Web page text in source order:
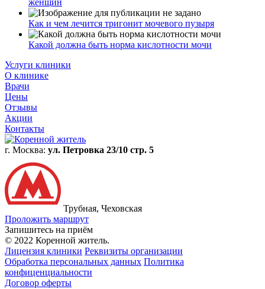
Как и чем лечится тригонит мочевого пузыря
Какой должна быть норма кислотности мочи
Услуги клиники
О клинике
Врачи
Цены
Отзывы
Акции
Контакты
г. Москва: ул. Петровка 23/10 стр. 5
Трубная, Чеховская
Проложить маршрут
Запишитесь на приём
© 2022 Коренной житель.
Лицензия клиники Реквизиты организации
Обработка персональных данных Политика
конфиценциальности
Договор оферты